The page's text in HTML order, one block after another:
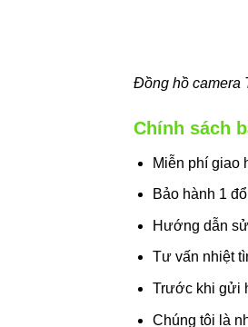
Đồng hồ camera
Chính sách
Miễn phí giao
Bảo hành 1
Hướng dẫn
Tư vấn nhiệt
Trước khi gửi
Chúng tôi là